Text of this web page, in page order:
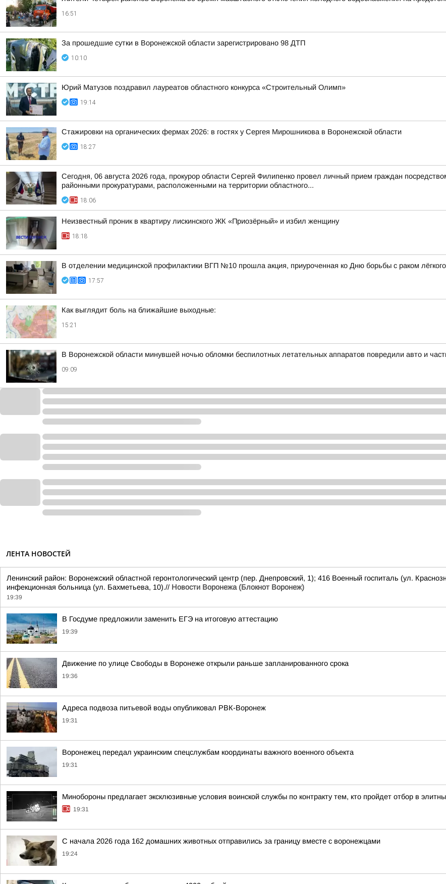
16:51
За прошедшие сутки в Воронежской области зарегистрировано 98 ДТП
10:10
Юрий Матузов поздравил лауреатов областного конкурса «Строительный Олимп»
19:14
Стажировки на органических фермах 2026: в гостях у Сергея Мирошникова в Воронежской области
18:27
Сегодня, 06 августа 2026 года, прокурор области Сергей Филипенко провел личный прием граждан
районными прокуратурами, расположенными на территории областного...
18:06
Неизвестный проник в квартиру лискинского ЖК «Приозёрный» и избил женщину
18:18
В отделении медицинской профилактики ВГП №10 прошла акция, приуроченная ко Дню борьбы с раком лёгкого
17:57
Как выглядит боль на ближайшие выходные:
15:21
В Воронежской области минувшей ночью обломки беспилотных летательных аппаратов повредили авто и
09:09
ЛЕНТА НОВОСТЕЙ
Ленинский район: Воронежский областной геронтологический центр (пер. Днепровский, 1); 416 Военный госпиталь (ул.
инфекционная больница (ул. Бахметьева, 10).// Новости Воронежа (Блокнот Воронеж)
19:39
В Госдуме предложили заменить ЕГЭ на итоговую аттестацию
19:39
Движение по улице Свободы в Воронеже открыли раньше запланированного срока
19:36
Адреса подвоза питьевой воды опубликовал РВК-Воронеж
19:31
Воронежец передал украинским спецслужбам координаты важного военного объекта
19:31
Минобороны предлагает эксклюзивные условия воинской службы по контракту тем, кто пройдет отбор в
19:31
С начала 2026 года 162 домашних животных отправились за границу вместе с воронежцами
19:24